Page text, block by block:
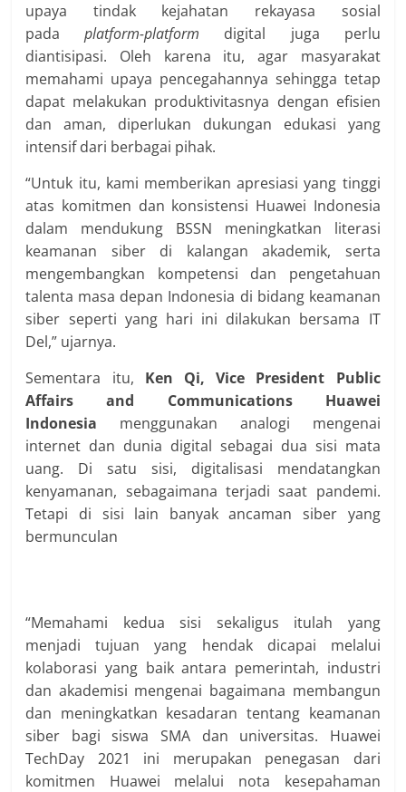
upaya tindak kejahatan rekayasa sosial
padaplatform-platform digital juga perlu
diantisipasi. Oleh karena itu, agar masyarakat
memahami upaya pencegahannya sehingga tetap
dapat melakukan produktivitasnya dengan efisien
dan aman, diperlukan dukungan edukasi yang
intensif dari berbagai pihak.
“Untuk itu, kami memberikan apresiasi yang tinggi
atas komitmen dan konsistensi Huawei Indonesia
dalam mendukung BSSN meningkatkan literasi
keamanan siber di kalangan akademik, serta
mengembangkan kompetensi dan pengetahuan
talenta masa depan Indonesia di bidang keamanan
siber seperti yang hari ini dilakukan bersama IT
Del,” ujarnya.
Sementara itu, Ken Qi, Vice President Public
Affairs and Communications Huawei
Indonesia menggunakan analogi mengenai
internet dan dunia digital sebagai dua sisi mata
uang. Di satu sisi, digitalisasi mendatangkan
kenyamanan, sebagaimana terjadi saat pandemi.
Tetapi di sisi lain banyak ancaman siber yang
bermunculan
“Memahami kedua sisi sekaligus itulah yang
menjadi tujuan yang hendak dicapai melalui
kolaborasi yang baik antara pemerintah, industri
dan akademisi mengenai bagaimana membangun
dan meningkatkan kesadaran tentang keamanan
siber bagi siswa SMA dan universitas. Huawei
TechDay 2021 ini merupakan penegasan dari
komitmen Huawei melalui nota kesepahaman